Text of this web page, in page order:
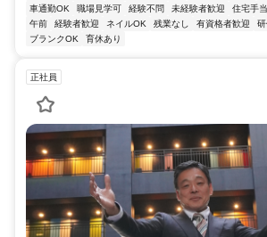
車通勤OK
職場見学可 経験不問 未経験者歓迎 住宅手
午前
経験者歓迎 ネイルOK 残業なし 有資格者歓迎 研
ブランクOK
育休あり
正社員